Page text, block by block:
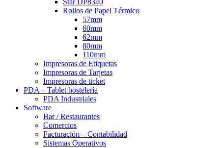
Star DP8340
Rollos de Papel Térmico
57mm
60mm
62mm
80mm
110mm
Impresoras de Etiquetas
Impresoras de Tarjetas
Impresoras de ticket
PDA – Tablet hostelería
PDA Industriales
Software
Bar / Restaurantes
Comercios
Facturación – Contabilidad
Sistemas Operativos